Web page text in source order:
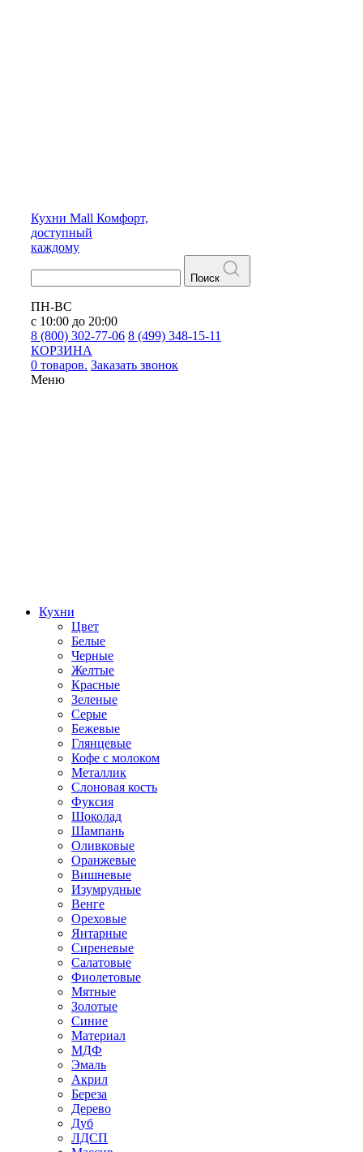
Кухни Mall Комфорт,
доступный
каждому
Поиск
ПН-ВС
с 10:00 до 20:00
8 (800) 302-77-06 8 (499) 348-15-11
КОРЗИНА
0 товаров. Заказать звонок
Меню
Кухни
Цвет
Белые
Черные
Желтые
Красные
Зеленые
Серые
Бежевые
Глянцевые
Кофе с молоком
Металлик
Слоновая кость
Фуксия
Шоколад
Шампань
Оливковые
Оранжевые
Вишневые
Изумрудные
Венге
Ореховые
Янтарные
Сиреневые
Салатовые
Фиолетовые
Мятные
Золотые
Синие
Материал
МДФ
Эмаль
Акрил
Береза
Дерево
Дуб
ЛДСП